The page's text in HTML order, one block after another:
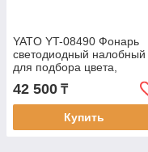
YATO YT-08490 Фонарь
светодиодный налобный
для подбора цвета,
42 500 ₸
Купить